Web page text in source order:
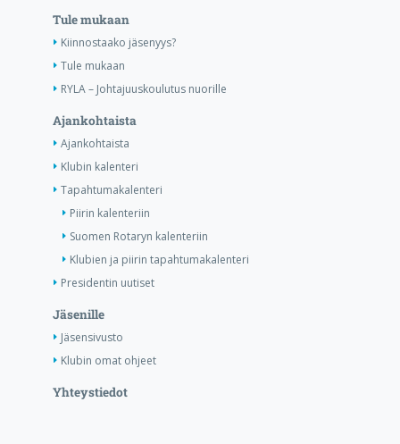
Tule mukaan
Kiinnostaako jäsenyys?
Tule mukaan
RYLA – Johtajuuskoulutus nuorille
Ajankohtaista
Ajankohtaista
Klubin kalenteri
Tapahtumakalenteri
Piirin kalenteriin
Suomen Rotaryn kalenteriin
Klubien ja piirin tapahtumakalenteri
Presidentin uutiset
Jäsenille
Jäsensivusto
Klubin omat ohjeet
Yhteystiedot